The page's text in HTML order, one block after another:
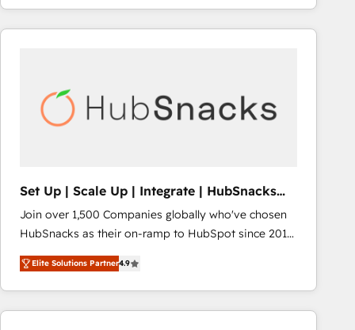
team to simplify the complex and build a better
experience for your team and customers.
Set Up | Scale Up | Integrate | HubSnacks
FlexPlan
Join over 1,500 Companies globally who've chosen
HubSnacks as their on-ramp to HubSpot since 2014
Simple pay-as-you-go plans that accelerate value...
1️⃣ Set Up | Onboarding New or Check-fixing existing
HubSpot portals 2️⃣ Scale Up | 100% HubSpot Task
Execution... Global 24/7 ... All Experts 3️⃣ Integrate |
Elite Solutions Partner4.9